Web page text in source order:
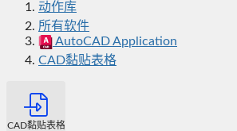
动作库
所有软件
AutoCAD Application
CAD黏贴表格
CAD黏贴表格